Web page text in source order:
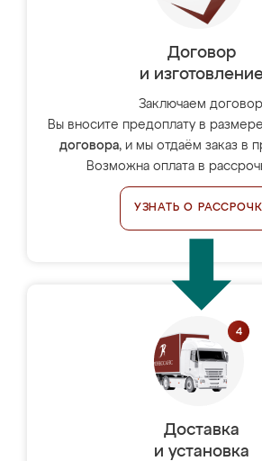
Договор
и
Заключаем
Вы вносите предоплату в размере
договора, и мы отдаём заказ в
Возможна оплата в
УЗНАТЬ О
Доставка
и установка